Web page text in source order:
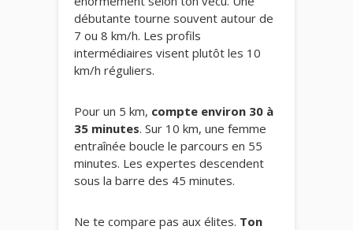
débutante tourne souvent autour de
7 ou 8 km/h. Les profils
intermédiaires visent plutôt les 10
km/h réguliers.
Pour un 5 km, compte environ 30 à
35 minutes. Sur 10 km, une femme
entraînée boucle le parcours en 55
minutes. Les expertes descendent
sous la barre des 45 minutes.
Ne te compare pas aux élites. Ton